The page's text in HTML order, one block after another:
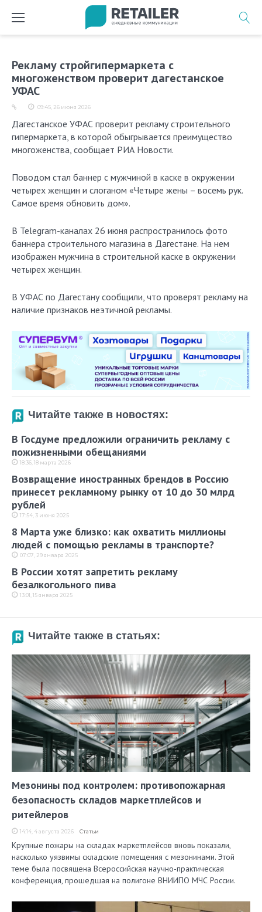
Рекламу стройгипермаркета с
многоженством проверит дагестанское
УФАС
09:45, 26 июня 2026
Дагестанское УФАС проверит рекламу строительного
гипермаркета, в которой обыгрывается преимущество
многоженства, сообщает РИА Новости.
Поводом стал баннер с мужчиной в каске в окружении
четырех женщин и слоганом «Четыре жены – восемь рук.
Самое время обновить дом».
В Telegram-каналах 26 июня распространилось фото
баннера строительного магазина в Дагестане. На нем
изображен мужчина в строительной каске в окружении
четырех женщин.
В УФАС по Дагестану сообщили, что проверят рекламу на
наличие признаков неэтичной рекламы.
Читайте также в новостях:
В Госдуме предложили ограничить рекламу с
пожизненными обещаниями
18:36, 18 марта 2026
Возвращение иностранных брендов в Россию
принесет рекламному рынку от 10 до 30 млрд
рублей
17:54, 3 июня 2025
8 Марта уже близко: как охватить миллионы
людей с помощью рекламы в транспорте?
07:07, 29 января 2025
В России хотят запретить рекламу
безалкогольного пива
13:01, 15 января 2025
Читайте также в статьях:
Мезонины под контролем: противопожарная
безопасность складов маркетплейсов и
ритейлеров
14:14, 4 августа 2026 Статьи
Крупные пожары на складах маркетплейсов вновь показали,
насколько уязвимы складские помещения с мезонинами. Этой
теме была посвящена Всероссийская научно-практическая
конференция, прошедшая на полигоне ВНИИПО МЧС России.